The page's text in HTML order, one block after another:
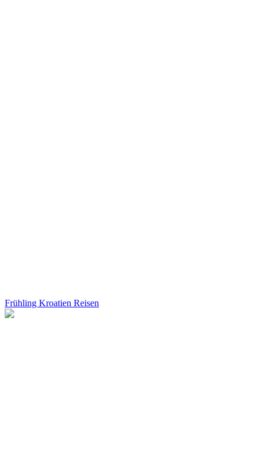
Frühling Kroatien Reisen